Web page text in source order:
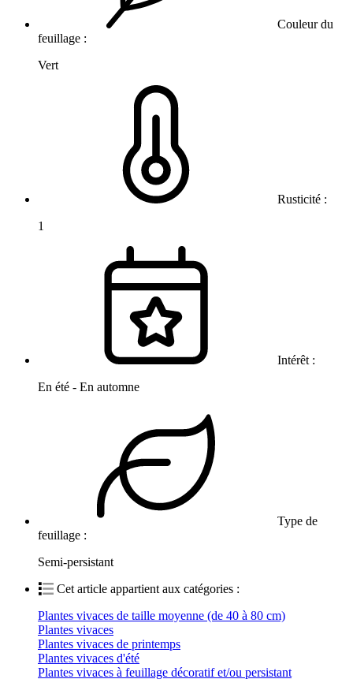
Couleur du
feuillage :
Vert
Rusticité :
1
Intérêt :
En été - En automne
Type de
feuillage :
Semi-persistant
Cet article appartient aux catégories :
Plantes vivaces de taille moyenne (de 40 à 80 cm)
Plantes vivaces
Plantes vivaces de printemps
Plantes vivaces d'été
Plantes vivaces à feuillage décoratif et/ou persistant